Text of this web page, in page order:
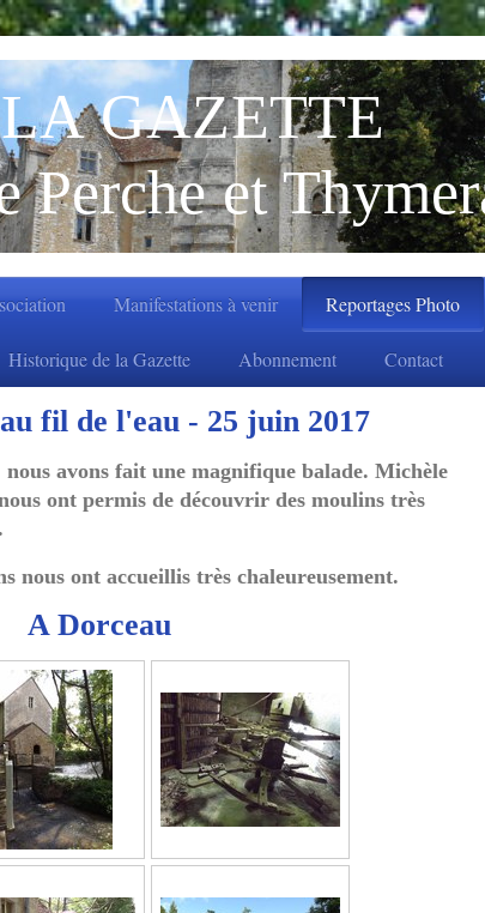
LA GAZETTE
Perche et
Manifestations à venir Reportages Photo
Historique de la Gazette Abonnement Contact
fil de l'eau - 25 juin 2017
nous avons fait une magnifique balade. Michèle
ont permis de découvrir des moulins très
nous ont accueillis très chaleureusement.
A Dorceau